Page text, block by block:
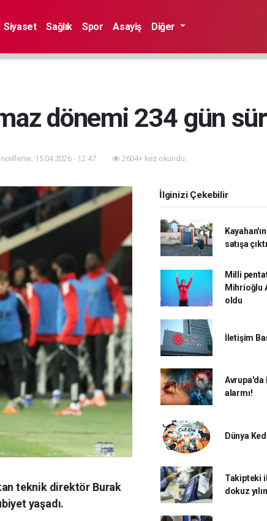
Siyaset Sağlık Spor Asayiş Diğer
dönemi 234 gün
15.04.2026 - 12:47 2604+ kez okundu.
teknik direktör Burak
yaşadı.
İlginizi Çekebilir
satışa çıktı
Milli
Mihrioğlu
oldu
İletişim
Avrupa'da
alarmı!
Dünya
Takipteki
dokuz